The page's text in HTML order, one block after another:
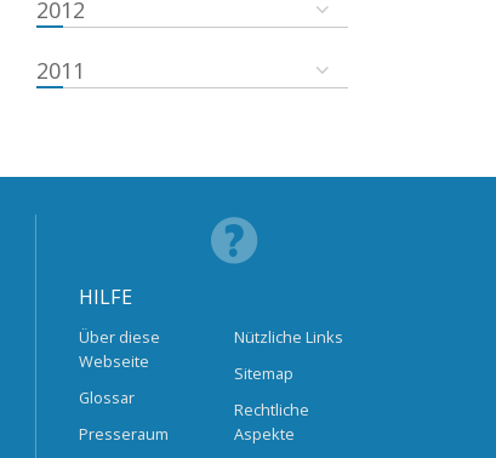
2012
2011
HILFE
Über diese
Webseite
Glossar
Presseraum
Nützliche Links
Sitemap
Rechtliche
Aspekte